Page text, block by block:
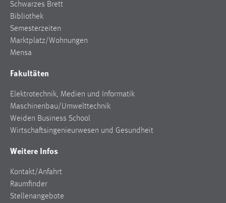
Schwarzes Brett
Bibliothek
Semesterzeiten
Marktplatz/Wohnungen
Mensa
Fakultäten
Elektrotechnik, Medien und Informatik
Maschinenbau/Umwelttechnik
Weiden Business School
Wirtschaftsingenieurwesen und Gesundheit
Weitere Infos
Kontakt/Anfahrt
Raumfinder
Stellenangebote